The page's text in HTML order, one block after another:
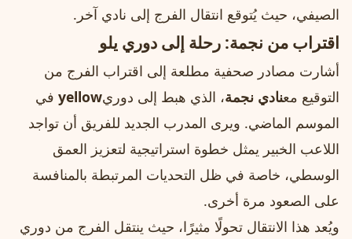
الصيفي، حيث يُتوقع انتقال الفرج إلى نادي آخر.
اقتراب من نجمة: رحلة إلى دوري يلو
أشارت مصادر صحفية مطلعة إلى اقتراب الفرج من
التوقيع معنادي نجمة، الذي هبط إلى دوريyellow في
الموسم الماضي. ويرى المدرب الجديد للفريق أن تواجد
اللاعب الخبير يمثل خطوة استراتيجية لتعزيز العمق
الوسطي، خاصة في ظل التحديات المرتبطة بالمنافسة
على الصعود مرة أخرى.
ويُعد هذا الانتقال تحولًا مثيرًا، حيث ينتقل الفرج من دوري